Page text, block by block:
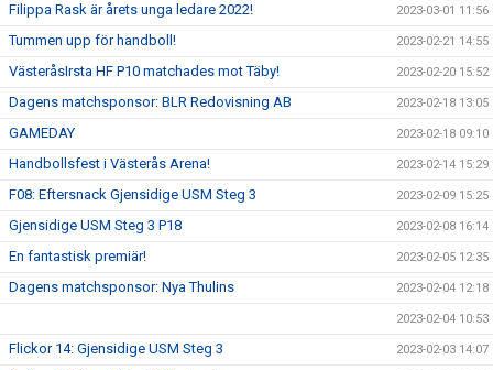
Filippa Rask är årets unga ledare 2022! 2023-03-01 11:56
Tummen upp för handboll! 2023-02-21 14:55
VästeråsIrsta HF P10 matchades mot Täby! 2023-02-20 15:52
Dagens matchsponsor: BLR Redovisning AB 2023-02-18 13:05
GAMEDAY 2023-02-18 09:10
Handbollsfest i Västerås Arena! 2023-02-14 15:29
F08: Eftersnack Gjensidige USM Steg 3 2023-02-09 15:25
Gjensidige USM Steg 3 P18 2023-02-08 16:14
En fantastisk premiär! 2023-02-05 12:35
Dagens matchsponsor: Nya Thulins 2023-02-04 12:18
2023-02-04 10:53
Flickor 14: Gjensidige USM Steg 3 2023-02-03 14:07